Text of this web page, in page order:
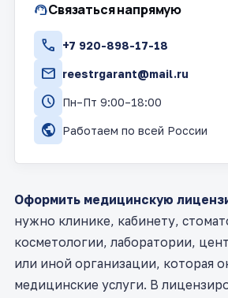
Оформить медицинскую
нужно клинике, кабинету,
косметологии, лаборатории,
или иной организации, которая
медицинские услуги. В
support_agentСвязаться напрямую
call +7 920-898-17-18
mail reestrgarant@mail.ru
schedule Пн–Пт 9:00–18:00
public Работаем по всей России